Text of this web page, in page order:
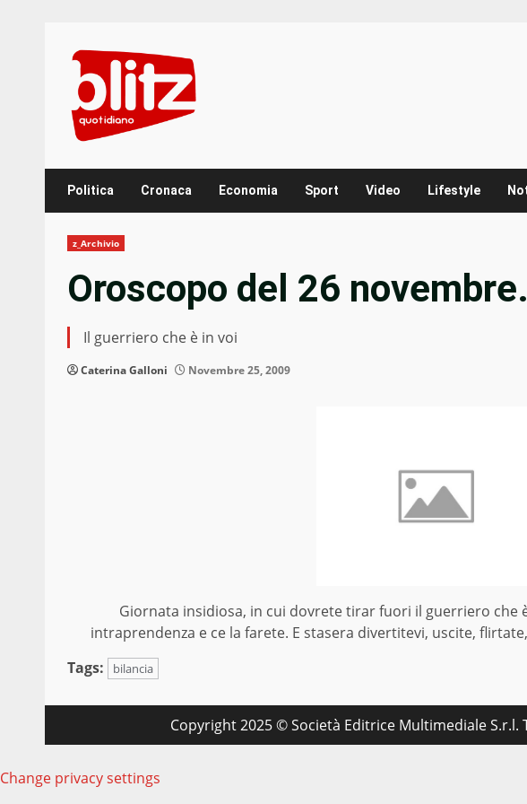
content
Politica Cronaca Economia Sport Video Lifestyle
z_Archivio
Oroscopo del 26
Il guerriero che è in voi
Caterina Galloni Novembre 25, 2009
Giornata insidiosa, in cui dovrete tirar fuori il guerriero che
intraprendenza e ce la farete. E stasera divertitevi, uscite,
Tags:
bilancia
Copyright 2025 © Società Editrice Multimediale
Change privacy settings